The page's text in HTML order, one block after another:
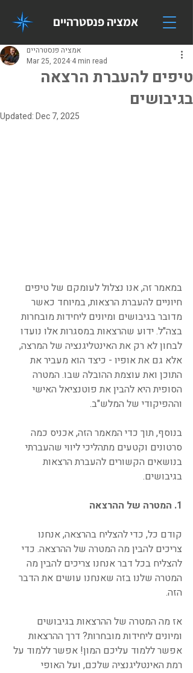
אמציה פנסטרהיים
טיפים להעברת הרצאה
בגיבושים
אמציה פנסטרהיים
Mar 25, 2024 4 min read
Updated:Dec 7, 2025
במאמר זה, אנו נצלול לעומקם של טיפים
חיוניים להעברת הרצאות, במיוחד כאשר
מדובר בגיבושים ומיונים ליחידות מובחרות
בצה"ל. ידוע שהרצאות במסגרות אלו נועדו
לבחון לא רק את האינטליגנציה של המרצה,
אלא גם את אופיו - כיצד הוא מעביר את
התוכן ואת עוצמת ההובלה שבו. המטרה
הסופית היא להבין את פוטנציאל האישי
וההפיקודי של המלש"ב.
בנוסף, תוך כדי המאמר הזה, אכניס כמה
סרטונים וקטעים מתהליכי ליווי שהעברתי
בנושאים הקשורים להעברת הרצאות
בגיבושים.
1. המטרה של ההרצאה
קודם כל, כדי להצליח בהרצאה, אנחנו
צריכים להבין מה המטרה של ההרצאה. כדי
להצליח בכל דבר אנחנו צריכים להבין מה
המטרה שלנו בזה שאנחנו עושים את הדבר
הזה.
אז מה המטרה של ההרצאות בגיבושים
ומיונים ליחידות מובחרות? דרך ההרצאות
אפשר ללמוד עליכם המון! אפשר ללמוד על
רמת האינטליגנציה שלכם, ועל האופי